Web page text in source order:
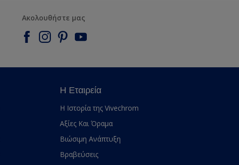
Ακολουθήστε μας
Η Εταιρεία
Η Ιστορία της Vivechrom
Αξίες Και Όραμα
Βιώσιμη Ανάπτυξη
Βραβεύσεις